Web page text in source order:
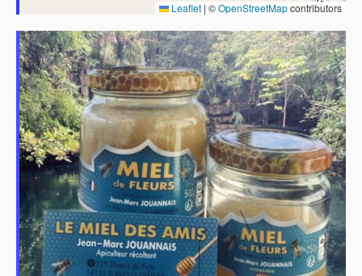
Leaflet | ©OpenStreetMapcontributors